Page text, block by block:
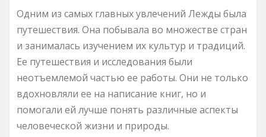
Одним из самых главных увлечений Лежды была
путешествия. Она побывала во множестве стран
и занималась изучением их культур и традиций.
Ее путешествия и исследования были
неотъемлемой частью ее работы. Они не только
вдохновляли ее на написание книг, но и
помогали ей лучше понять различные аспекты
человеческой жизни и природы.